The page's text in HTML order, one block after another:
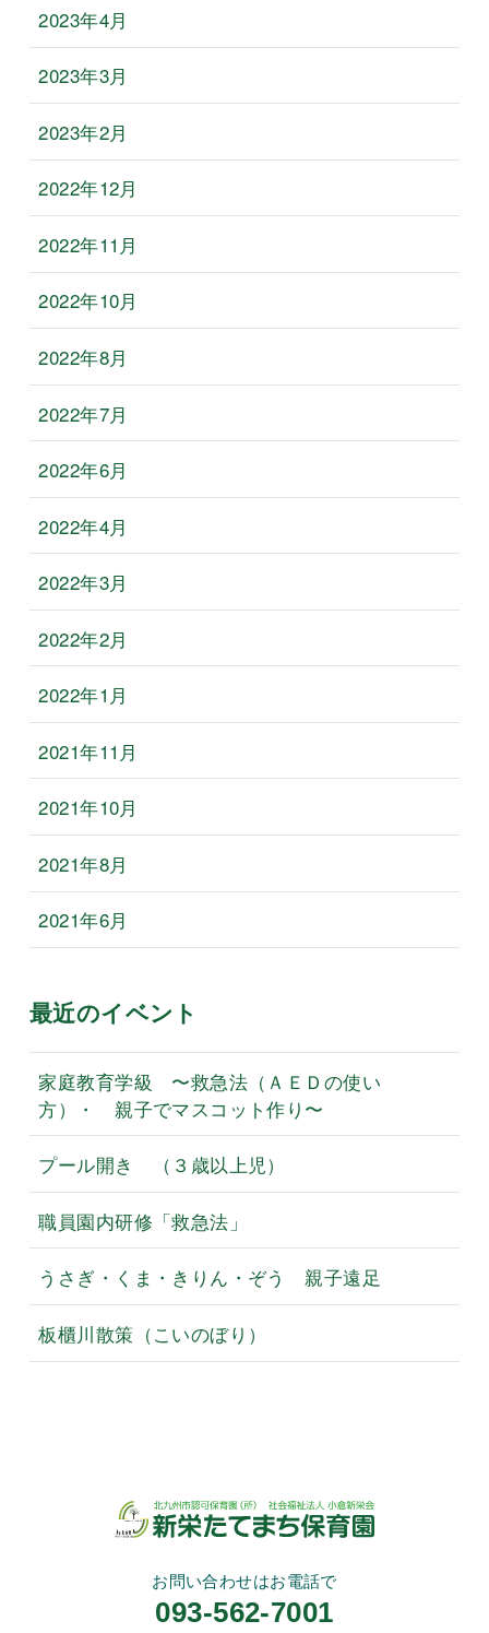
2023年4月
2023年3月
2023年2月
2022年12月
2022年11月
2022年10月
2022年8月
2022年7月
2022年6月
2022年4月
2022年3月
2022年2月
2022年1月
2021年11月
2021年10月
2021年8月
2021年6月
最近のイベント
家庭教育学級 〜救急法（ＡＥＤの使い
方）・ 親子でマスコット作り〜
プール開き （３歳以上児）
職員園内研修「救急法」
うさぎ・くま・きりん・ぞう 親子遠足
板櫃川散策（こいのぼり）
お問い合わせはお電話で
093-562-7001